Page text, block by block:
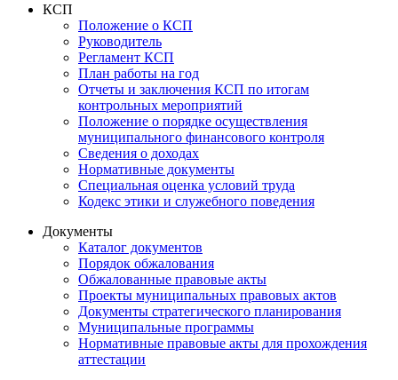
КСП
Положение о КСП
Руководитель
Регламент КСП
План работы на год
Отчеты и заключения КСП по итогам
контрольных мероприятий
Положение о порядке осуществления
муниципального финансового контроля
Сведения о доходах
Нормативные документы
Специальная оценка условий труда
Кодекс этики и служебного поведения
Документы
Каталог документов
Порядок обжалования
Обжалованные правовые акты
Проекты муниципальных правовых актов
Документы стратегического планирования
Муниципальные программы
Нормативные правовые акты для прохождения
аттестации